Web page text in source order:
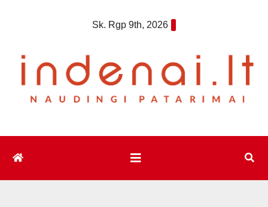
Sk. Rgp 9th, 2026